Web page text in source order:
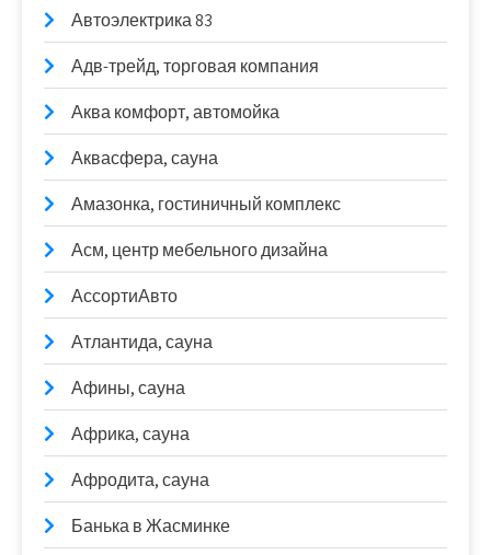
Автоэлектрика 83
Адв-трейд, торговая компания
Аква комфорт, автомойка
Аквасфера, сауна
Амазонка, гостиничный комплекс
Асм, центр мебельного дизайна
АссортиАвто
Атлантида, сауна
Афины, сауна
Африка, сауна
Афродита, сауна
Банька в Жасминке